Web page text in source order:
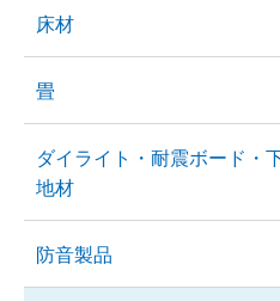
床材
畳
ダイライト・耐震ボード・
地材
防音製品